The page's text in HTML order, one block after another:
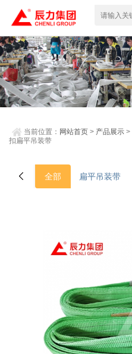
当前位置： 网站首页 > 产品展示 >
扣扁平吊装带
全部 扁平吊装带